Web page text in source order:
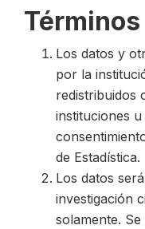
Los datos y
por la
redistribuidos
instituciones
de Estadística.
Los datos
investigación
solamente.